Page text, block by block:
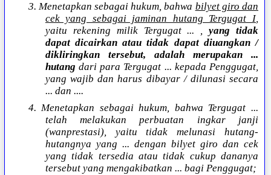
3. Menetapkan sebagai hukum, bahwa bilyet giro dan
cek yang sebagai jaminan hutang Tergugat I,
yaitu rekening milik Tergugat ... ,yang tidak
dapat dicairkan atau tidak dapat diuangkan /
dikliringkan tersebut, adalah merupakan ...
hutang dari para Tergugat ... kepada Penggugat,
yang wajib dan harus dibayar / dilunasi secara
... dan ....
4. Menetapkan sebagai hukum, bahwa Tergugat ...
telah melakukan perbuatan ingkar janji
(wanprestasi), yaitu tidak melunasi hutang-
hutangnya yang ... dengan bilyet giro dan cek
yang tidak tersedia atau tidak cukup dananya
tersebut yang mengakibatkan ... bagi Penggugat;